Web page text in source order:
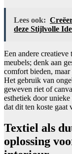
Lees ook:
deze Stijlvolle
Een andere
meubels; denk aan
comfort bieden, maar
Het gebruik van
geweven riet of
esthetiek door
dat dit ten koste gaat
Textiel als
oplossing